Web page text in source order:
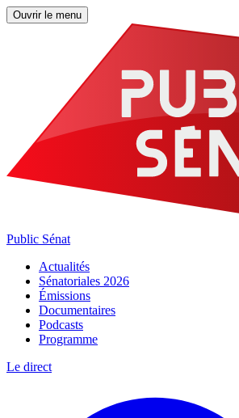
Ouvrir le menu
Public Sénat
Actualités
Sénatoriales 2026
Émissions
Documentaires
Podcasts
Programme
Le direct